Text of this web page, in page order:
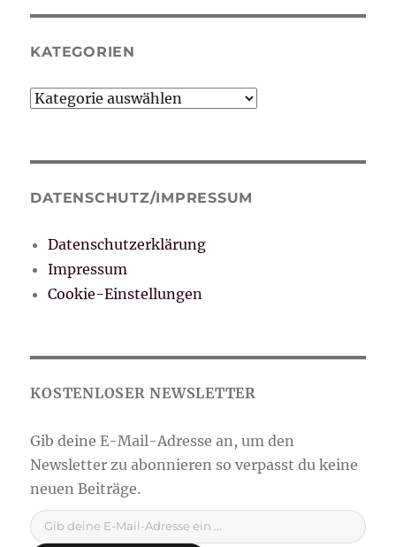
KATEGORIEN
Kategorien
DATENSCHUTZ/IMPRESSUM
Datenschutzerklärung
Impressum
Cookie-Einstellungen
Gib deine E-Mail-Adresse ein ...